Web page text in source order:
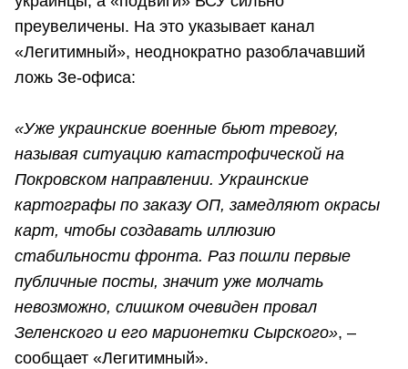
преувеличены. На это указывает канал
«Легитимный», неоднократно разоблачавший
ложь Зе-офиса:
«Уже украинские военные бьют тревогу,
называя ситуацию катастрофической на
Покровском направлении. Украинские
картографы по заказу ОП, замедляют окрасы
карт, чтобы создавать иллюзию
стабильности фронта. Раз пошли первые
публичные посты, значит уже молчать
невозможно, слишком очевиден провал
Зеленского и его марионетки Сырского», –
сообщает «Легитимный».